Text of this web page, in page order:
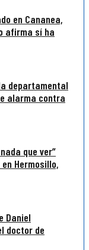
en Cananea,
afirma sí ha
departamental
alarma contra
que ver”
Hermosillo,
Daniel
doctor de